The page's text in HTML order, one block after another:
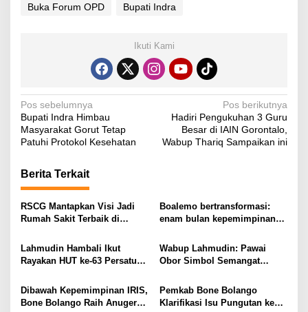
Buka Forum OPD Bupati Indra
Ikuti Kami
N
a
v
i
g
a
s
i
p
o
s
Pos sebelumnya
Bupati Indra Himbau
Masyarakat Gorut Tetap
Patuhi Protokol Kesehatan
Pos berikutnya
Hadiri Pengukuhan 3 Guru
Besar di IAIN Gorontalo,
Wabup Thariq Sampaikan ini
Berita Terkait
RSCG Mantapkan Visi Jadi
Rumah Sakit Terbaik di
Boalemo bertransformasi:
enam bulan kepemimpinan
program strategis presiden
Prabowo
Lahmudin Hambali Ikut
Rayakan HUT ke-63 Persatuan
Indonesia
Wabup Lahmudin: Pawai
Obor Simbol Semangat
Dibawah Kepemimpinan IRIS,
Bone Bolango Raih Anugerah
Pemkab Bone Bolango
Klarifikasi Isu Pungutan ke